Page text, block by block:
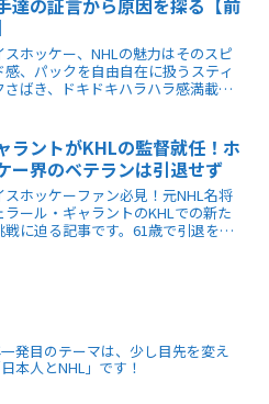
スホッケー、NHLの魅力はそのスピ
感、パックを自由自在に扱うスティ
さばき、ドキドキハラハラ感満載の
大きく振りかぶって打たれるスラッ
ショットです。
ラントがKHLの監督就任！ホ
ー界のベテランは引退せず
スホッケーファン必見！元NHL名将
ラール・ギャラントのKHLでの新た
戦に迫る記事です。61歳で引退を否
発目のテーマは、少し目先を変え
本人とNHL」です！